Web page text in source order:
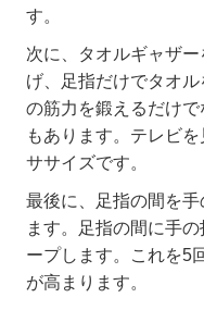
す。
次に、タオルギャザ
げ、足指だけでタオ
の筋力を鍛えるだけ
もあります。テレビ
ササイズです。
最後に、足指の間を
ます。足指の間に手
ープします。これを5
が高まります。